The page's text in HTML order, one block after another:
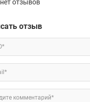
отзывов
отзыв
комментарий*